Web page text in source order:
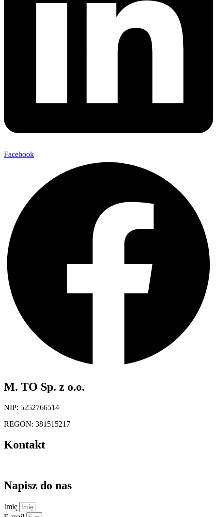
Facebook
M. TO Sp. z o.o.
NIP: 5252766514
REGON: 381515217
Kontakt
Napisz do nas
Imię